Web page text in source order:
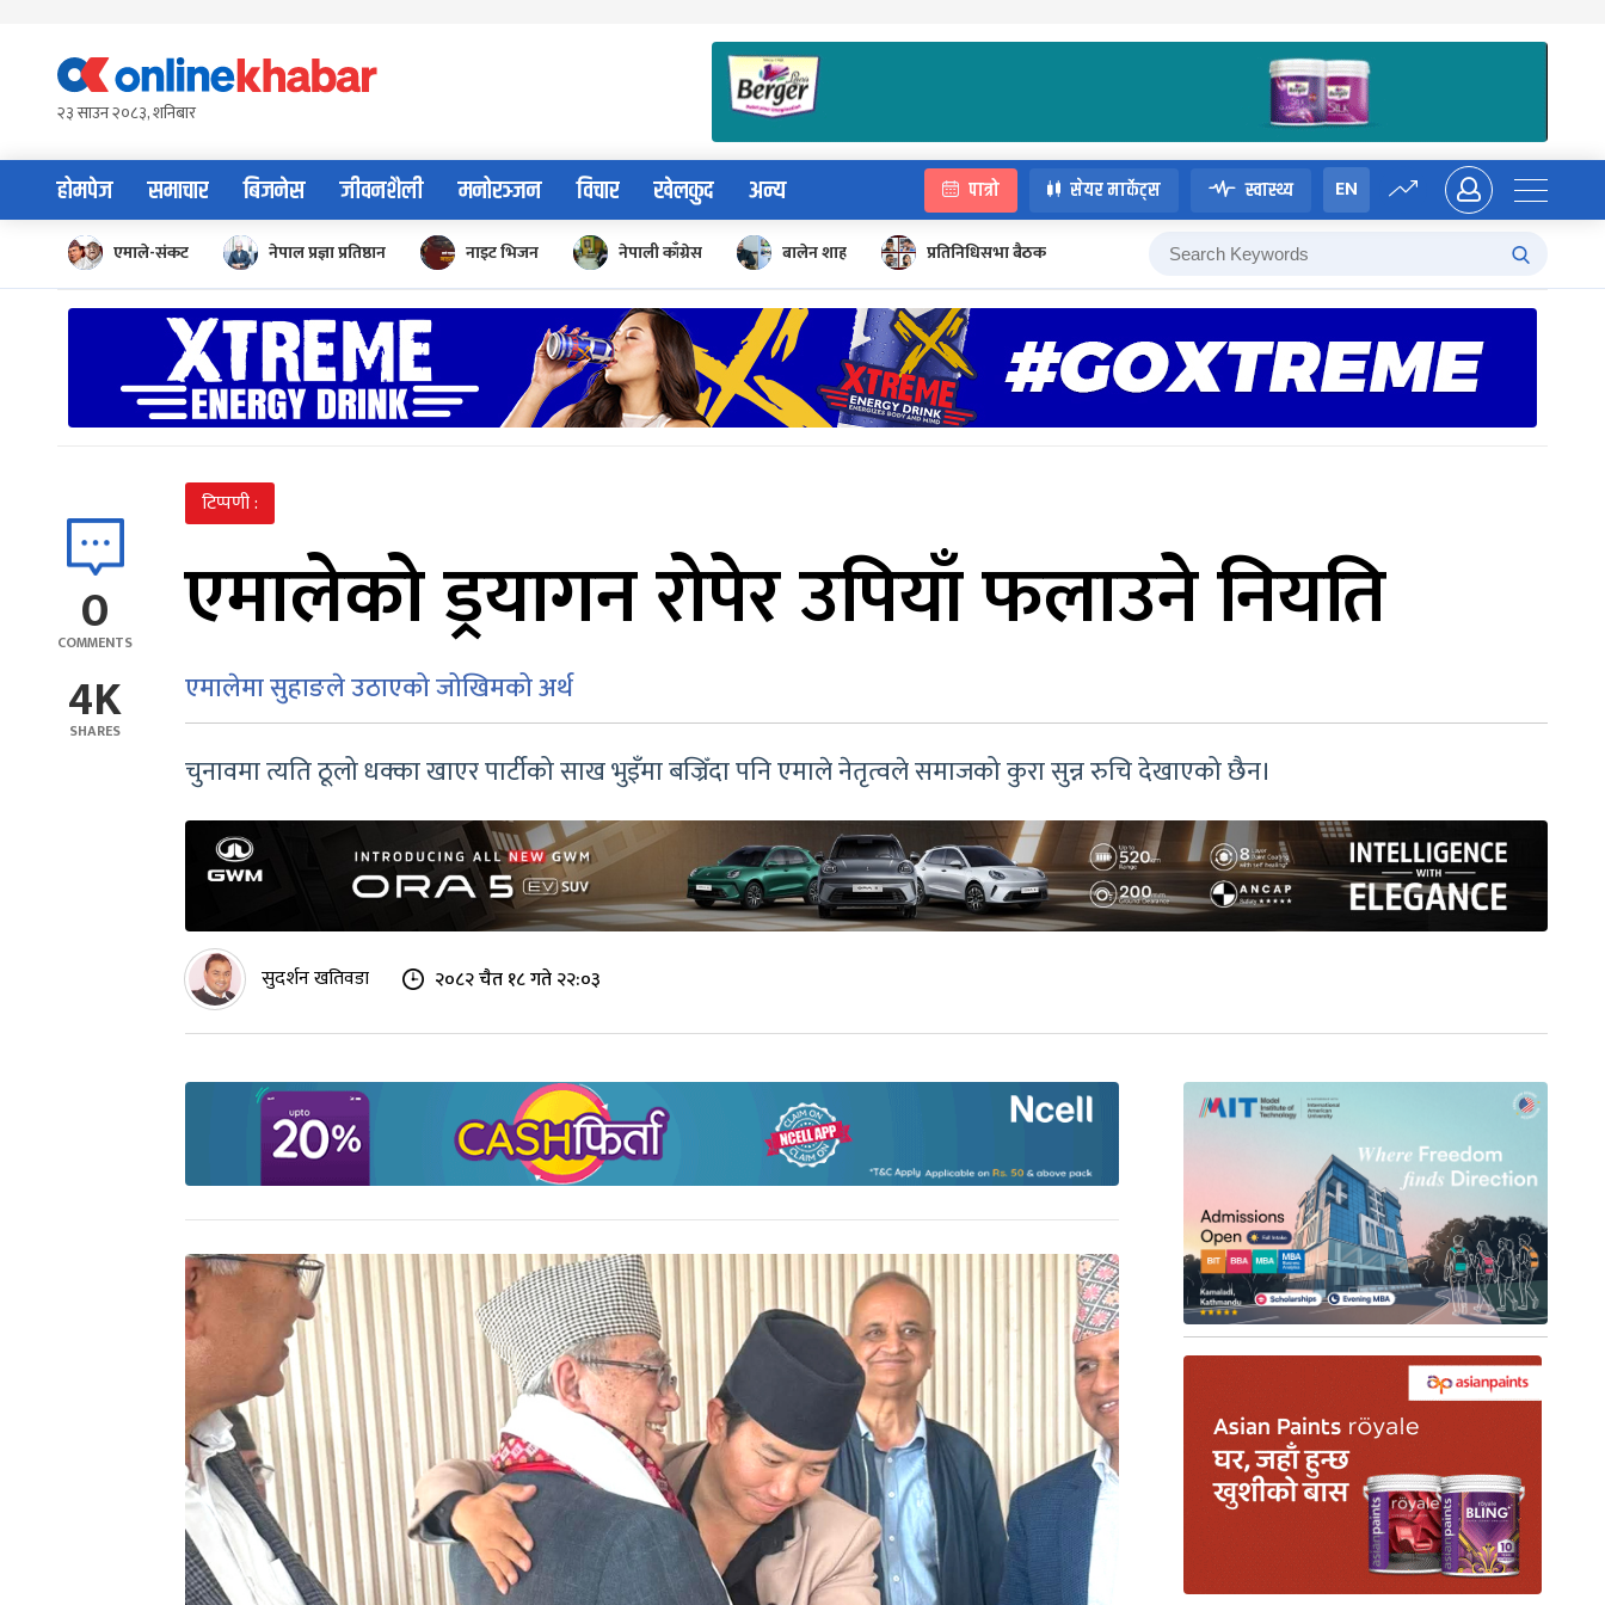
content२३ साउन २०८३, शनिबार
होमपेज समाचार बिजनेस जीवनशैली मनोरञ्जन विचार खेलकुद अन्य पात्रो सेयर मार्केट्स स्वास्थ्य EN
एमाले-संकट नेपाल प्रज्ञा प्रतिष्ठान नाइट भिजन नेपाली काँग्रेस बालेन शाह प्रतिनिधिसभा बैठक
0
COMMENTS
4K
SHARES
टिप्पणी :
एमालेको ड्रयागन रोपेर उपियाँ फलाउने नियति
एमालेमा सुहाङले उठाएको जोखिमको अर्थ
चुनावमा त्यति ठूलो धक्का खाएर पार्टीको साख भुइँमा बज्रिँदा पनि एमाले नेतृत्वले समाजको कुरा सुन्न रुचि देखाएको छैन।
सुदर्शन खतिवडा २०८२ चैत १८ गते २२:०३